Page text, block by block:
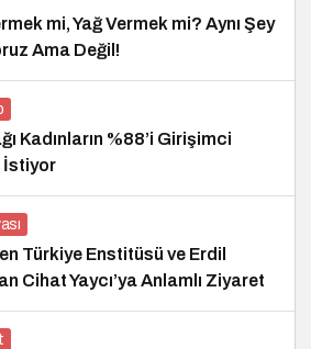
mi, Yağ Vermek mi? Aynı Şey
Ama Değil!
Kadınların %88’i Girişimci
İstiyor
Türkiye Enstitüsü ve Erdil
Cihat Yaycı’ya Anlamlı Ziyaret